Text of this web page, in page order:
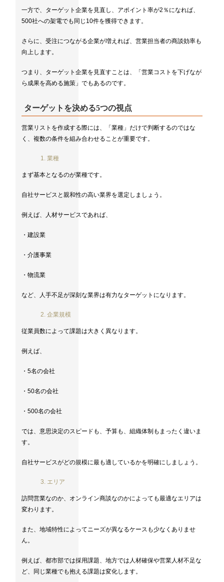
一方で、ターゲット企業を見直し、アポイント率が2％になれば、
500社への架電でも同じ10件を獲得できます。
さらに、受注につながる企業が増えれば、営業担当者の商談効率も
向上します。
つまり、ターゲット企業を見直すことは、「営業コストを下げなが
ら成果を高める施策」でもあるのです。
ターゲットを決める5つの視点
営業リストを作成する際には、「業種」だけで判断するのではな
く、複数の条件を組み合わせることが重要です。
1. 業種
まず基本となるのが業種です。
自社サービスと親和性の高い業界を選定しましょう。
例えば、人材サービスであれば、
・建設業
・介護事業
・物流業
など、人手不足が深刻な業界は有力なターゲットになります。
2. 企業規模
従業員数によって課題は大きく異なります。
例えば、
・5名の会社
・50名の会社
・500名の会社
では、意思決定のスピードも、予算も、組織体制もまったく違いま
す。
自社サービスがどの規模に最も適しているかを明確にしましょう。
3. エリア
訪問営業なのか、オンライン商談なのかによっても最適なエリアは
変わります。
また、地域特性によってニーズが異なるケースも少なくありませ
ん。
例えば、都市部では採用課題、地方では人材確保や営業人材不足な
ど、同じ業種でも抱える課題は変化します。